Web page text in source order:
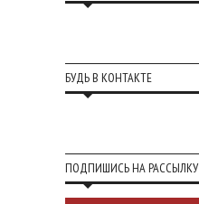
БУДЬ В КОНТАКТЕ
ПОДПИШИСЬ НА РАССЫЛКУ